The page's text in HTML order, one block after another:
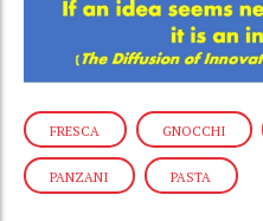
FRESCA GNOCCHI
PANZANI PASTA